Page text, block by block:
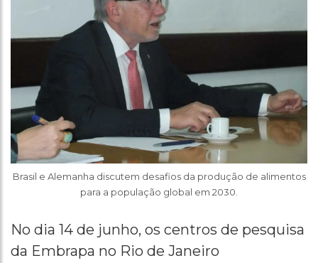
Brasil e Alemanha discutem desafios da produção de alimentos
para a população global em 2030.
No dia 14 de junho, os centros de pesquisa
da Embrapa no Rio de Janeiro